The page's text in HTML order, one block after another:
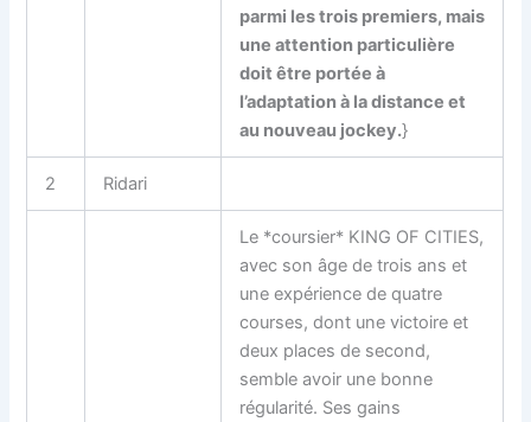
parmi les trois premiers, mais
une attention particulière
doit être portée à
l’adaptation à la distance et
au nouveau jockey.}
2 Ridari
Le *coursier* KING OF CITIES,
avec son âge de trois ans et
une expérience de quatre
courses, dont une victoire et
deux places de second,
semble avoir une bonne
régularité. Ses gains